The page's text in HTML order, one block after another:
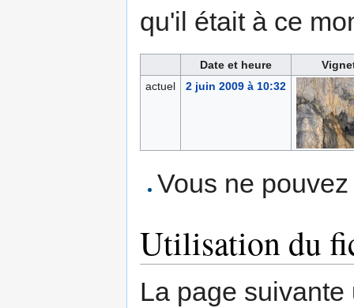
qu'il était à ce
Date et heure
actuel
2 juin 2009 à 10:32
Vous ne
Utilisation du
La page